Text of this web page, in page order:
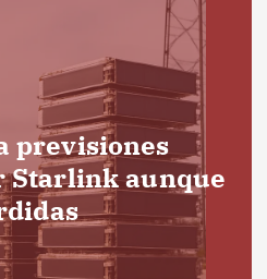
previsiones
Starlink aunque